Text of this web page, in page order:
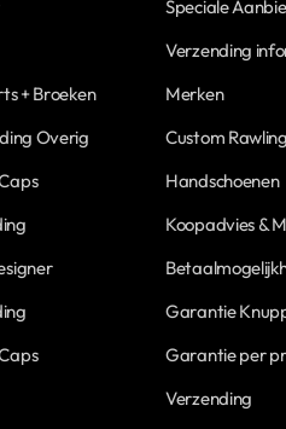
+ Broeken
Overig
Speciale
Verzending
Merken
Custom
Handschoenen
Koopadvies &
Garantie
Garantie per
Verzending